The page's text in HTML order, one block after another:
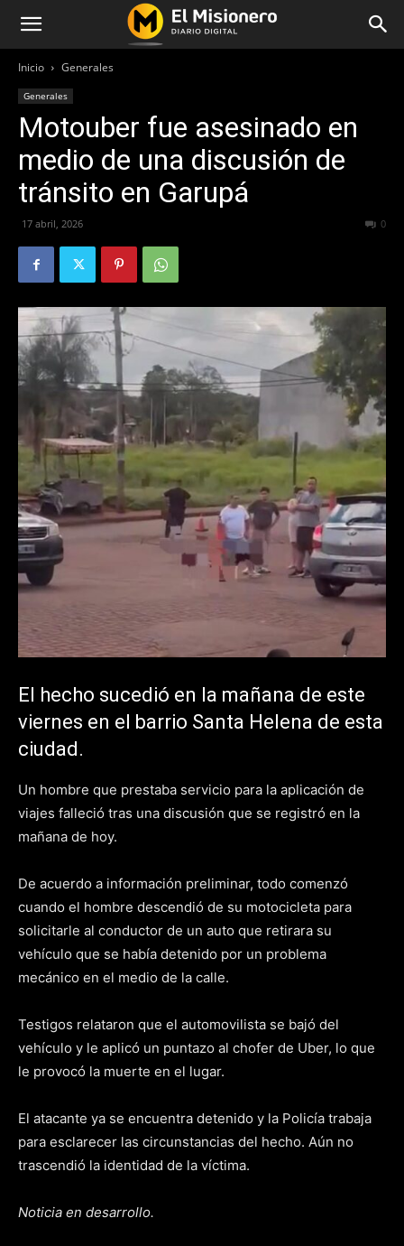
Inicio Generales
Generales
Motouber fue asesinado en
medio de una discusión de
tránsito en Garupá
17 abril, 2026 0
El hecho sucedió en la mañana de este
viernes en el barrio Santa Helena de esta
ciudad.
Un hombre que prestaba servicio para la aplicación de
viajes falleció tras una discusión que se registró en la
mañana de hoy.
De acuerdo a información preliminar, todo comenzó
cuando el hombre descendió de su motocicleta para
solicitarle al conductor de un auto que retirara su
vehículo que se había detenido por un problema
mecánico en el medio de la calle.
Testigos relataron que el automovilista se bajó del
vehículo y le aplicó un puntazo al chofer de Uber, lo que
le provocó la muerte en el lugar.
El atacante ya se encuentra detenido y la Policía trabaja
para esclarecer las circunstancias del hecho. Aún no
trascendió la identidad de la víctima.
Noticia en desarrollo.